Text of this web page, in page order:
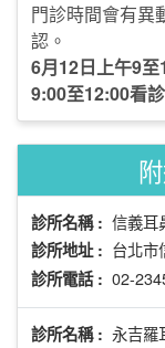
門診時間會有異
認。
6月12日上午9
9:00至12:00看
診所名稱 : 信義耳
診所地址 : 台北市
診所電話 : 02-
診所名稱 : 永吉羅